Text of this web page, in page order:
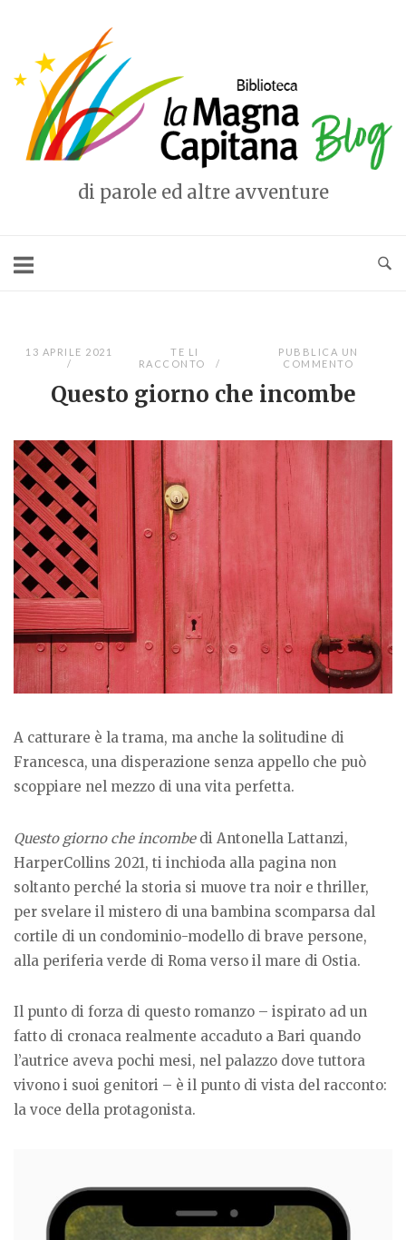
contenuto
di parole ed altre avventure
13 APRILE 2021
TE LI
RACCONTO
PUBBLICA UN
COMMENTO
Questo giorno che incombe
A catturare è la trama, ma anche la solitudine di
Francesca, una disperazione senza appello che può
scoppiare nel mezzo di una vita perfetta.
Questo giorno che incombedi Antonella Lattanzi,
HarperCollins 2021, ti inchioda alla pagina non
soltanto perché la storia si muove tra noir e thriller,
per svelare il mistero di una bambina scomparsa dal
cortile di un condominio-modello di brave persone,
alla periferia verde di Roma verso il mare di Ostia.
Il punto di forza di questo romanzo – ispirato ad un
fatto di cronaca realmente accaduto a Bari quando
l’autrice aveva pochi mesi, nel palazzo dove tuttora
vivono i suoi genitori – è il punto di vista del racconto:
la voce della protagonista.